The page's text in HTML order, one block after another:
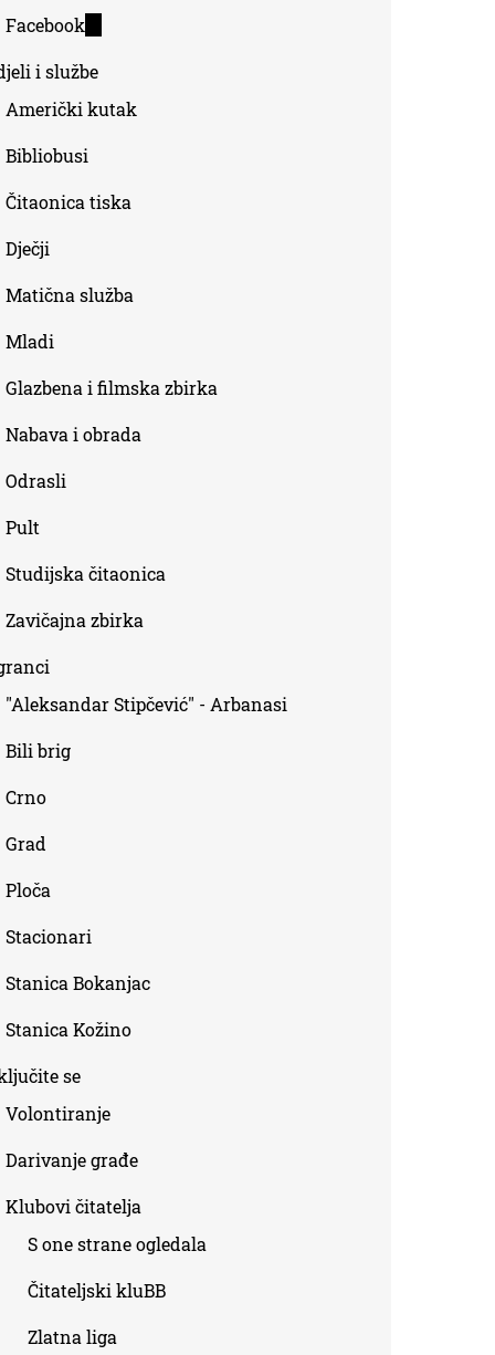
external)
Facebook
external)
i službe
Američki kutak
Bibliobusi
Čitaonica tiska
Dječji
Matična služba
Mladi
Glazbena i filmska zbirka
Nabava i obrada
Odrasli
Pult
Studijska čitaonica
Zavičajna zbirka
"Aleksandar Stipčević" - Arbanasi
Bili brig
Crno
Grad
Ploča
Stacionari
Stanica Bokanjac
Stanica Kožino
se
Volontiranje
Darivanje građe
Klubovi čitatelja
S one strane ogledala
Čitateljski kluBB
Zlatna liga